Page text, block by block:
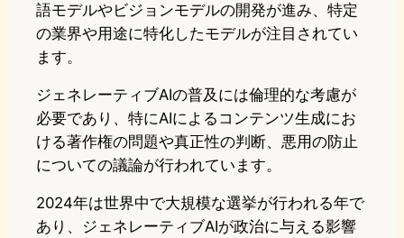
語モデルやビジョンモデルの開発が進み、特定
の業界や用途に特化したモデルが注目されてい
ます。
ジェネレーティブAIの普及には倫理的な考慮が
必要であり、特にAIによるコンテンツ生成にお
ける著作権の問題や真正性の判断、悪用の防止
についての議論が行われています。
2024年は世界中で大規模な選挙が行われる年で
あり、ジェネレーティブAIが政治に与える影響